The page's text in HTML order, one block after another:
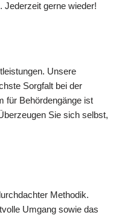
Jederzeit gerne wieder!
Unsere
Sorgfalt bei der
für Behördengänge ist
Sie sich selbst,
Methodik.
Umgang sowie das